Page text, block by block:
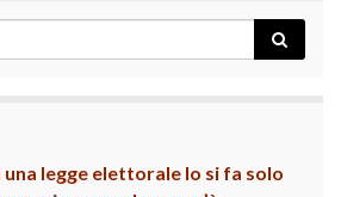
legge elettorale lo si fa solo